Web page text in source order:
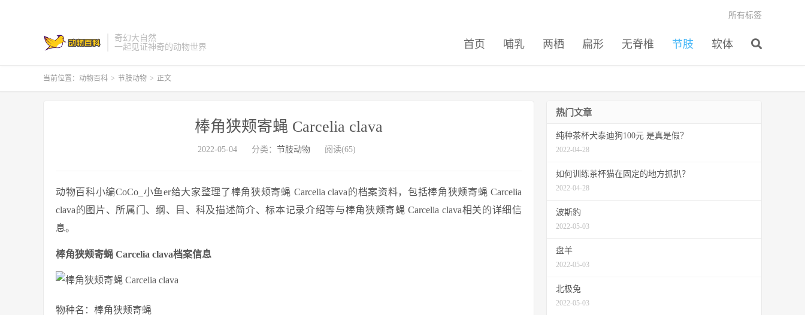
奇幻大自然
一起见证神奇的动物世界
首页 哺乳 两栖 扁形 无脊椎 节肢 软体
所有标签
当前位置： 动物百科 > 节肢动物 > 正文
棒角狭颊寄蝇 Carcelia clava
2022-05-04 分类： 节肢动物 阅读(65)
动物百科小编CoCo_小鱼er给大家整理了棒角狭颊寄蝇 Carcelia clava的档案资料，包括棒角狭颊寄蝇 Carcelia
clava的图片、所属门、纲、目、科及描述简介、标本记录介绍等与棒角狭颊寄蝇 Carcelia clava相关的详细信
息。
棒角狭颊寄蝇 Carcelia clava档案信息
物种名：棒角狭颊寄蝇
热门文章
纯种茶杯犬泰迪狗100元 是真是假？
2022-04-28
如何训练茶杯猫在固定的地方抓扒？
2022-04-28
波斯豹
2022-05-03
盘羊
2022-05-03
北极兔
2022-05-03